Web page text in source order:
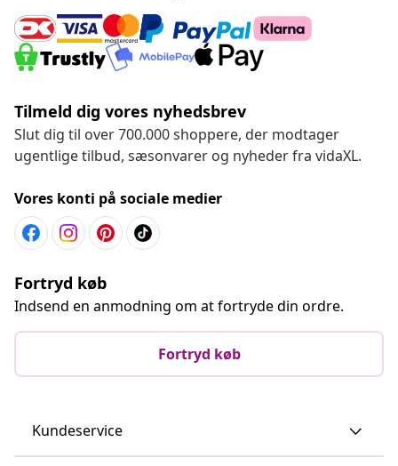
Tilmeld dig vores nyhedsbrev
Slut dig til over 700.000 shoppere, der modtager
ugentlige tilbud, sæsonvarer og nyheder fra vidaXL.
Vores konti på sociale medier
Fortryd køb
Indsend en anmodning om at fortryde din ordre.
Fortryd køb
Kundeservice